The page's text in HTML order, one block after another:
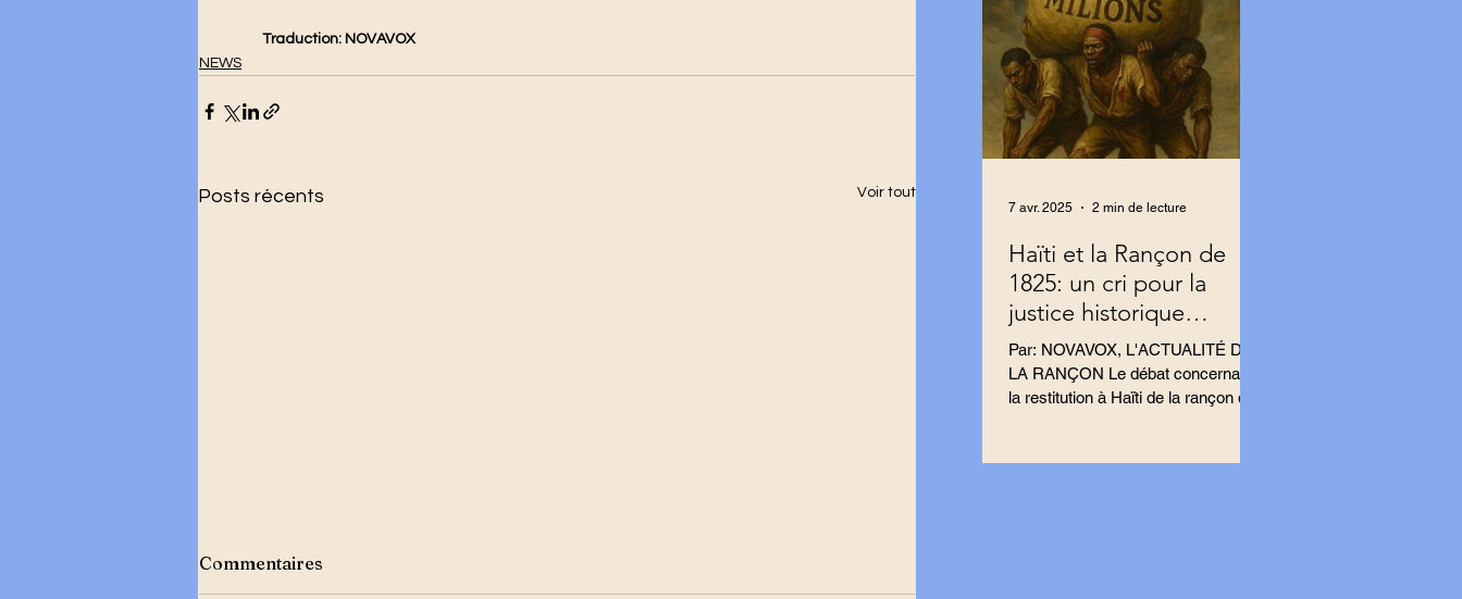
	Traduction: NOVAVOX
NEWS
Posts récents Voir tout
Commentaires
Haïti et la Rançon de
1825: un cri pour la
justice historique
résonne en France.
Par: NOVAVOX, L'ACTUALITÉ DE
LA RANÇON Le débat concernant
la restitution à Haïti de la rançon de
7 avr. 2025 2 min de lecture